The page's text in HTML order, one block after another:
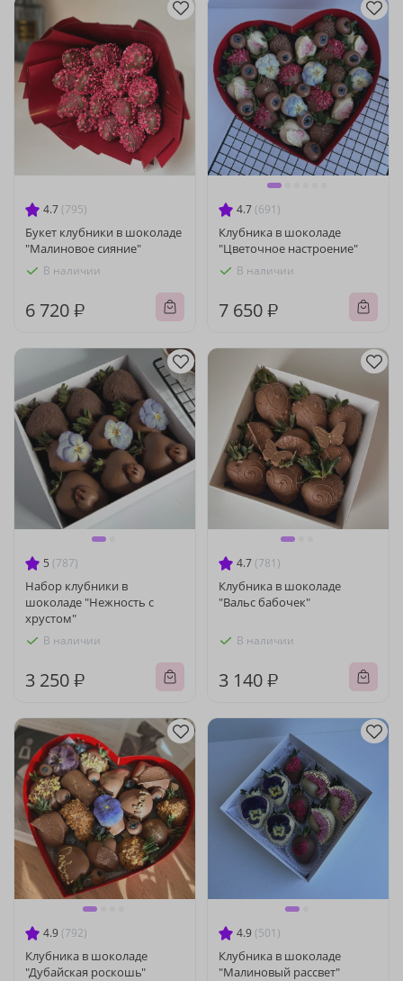
4.7 (795)
Букет клубники в шоколаде
"Малиновое сияние"
В наличии
6 720 ₽
4.7 (691)
Клубника в шоколаде
"Цветочное настроение"
В наличии
7 650 ₽
5 (787)
Набор клубники в
шоколаде "Нежность с
хрустом"
В наличии
3 250 ₽
4.7 (781)
Клубника в шоколаде
"Вальс бабочек"
В наличии
3 140 ₽
4.9 (792)
Клубника в шоколаде
"Дубайская роскошь"
4.9 (501)
Клубника в шоколаде
"Малиновый рассвет"